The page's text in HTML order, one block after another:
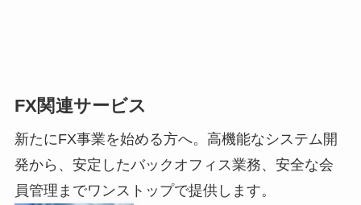
FX関連サービス
新たにFX事業を始める方へ。高機能なシステム開
発から、安定したバックオフィス業務、安全な会
員管理までワンストップで提供します。